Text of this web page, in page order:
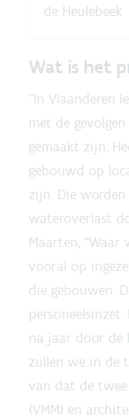
de Heulebeek
Wat is het
“In Vlaanderen
met de
gemaakt zijn.
gebouwd op
zijn. Die
wateroverlast
Maarten, “Waar
vooral op
die gebouwen.
na jaar door de
zullen we in de
van dat de twee
(VMM) en